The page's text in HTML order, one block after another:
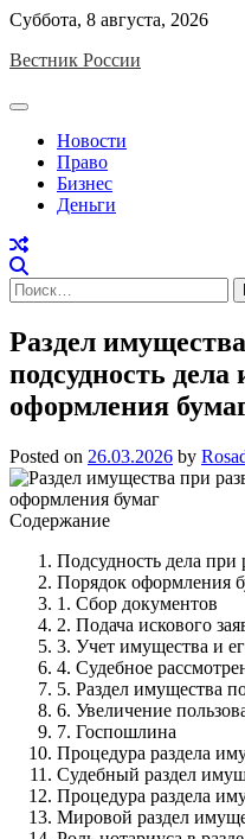
Skip
content
Суббота, 8 августа, 2026
Вестник России
Новости
Право
Бизнес
Деньги
Найти:
Раздел
подсудность дела
оформления
Posted on 26.03.2026 by
Содержание
Подсудность дела при
Порядок оформления
1. Сбор документов
2. Подача искового
3. Учет имущества и
4. Судебное
5. Раздел имущества
6. Увеличение
7. Госпошлина
Процедура раздела
Судебный раздел
Процедура раздела
Мировой раздел